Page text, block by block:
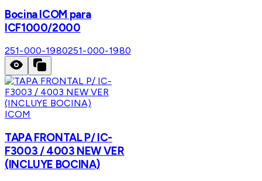
Bocina ICOM para
ICF1000/2000
251-000-1980251-000-1980
ICOM
TAPA FRONTAL P/ IC-
F3003 / 4003 NEW VER
(INCLUYE BOCINA)